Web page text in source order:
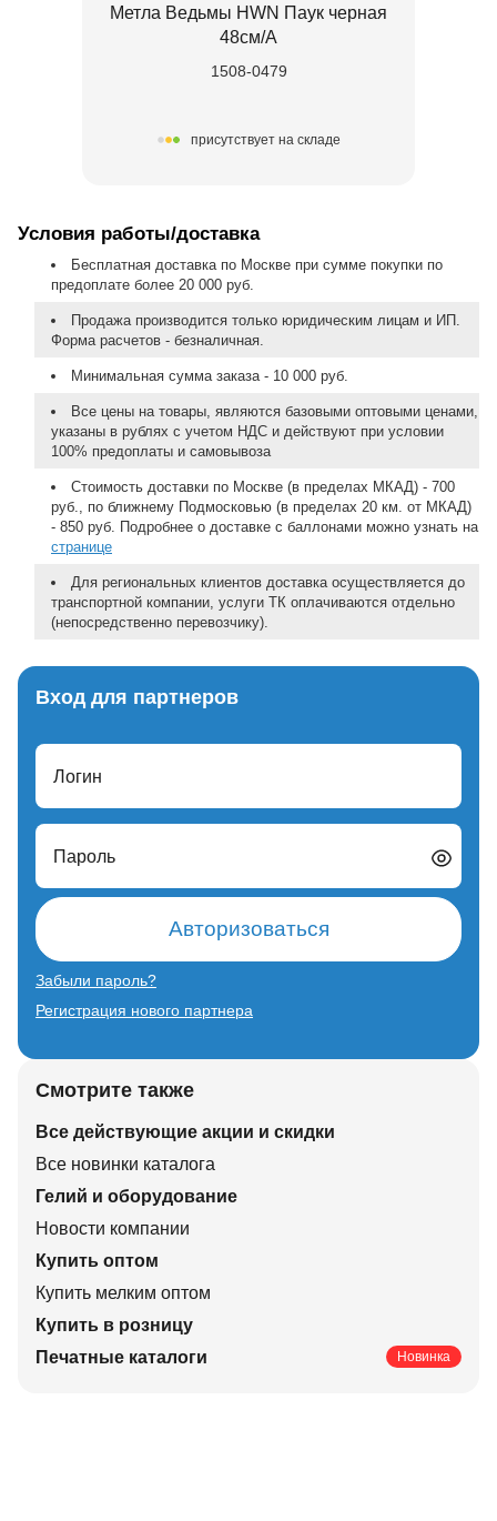
Метла Ведьмы HWN Паук черная
48см/А
1508-0479
присутствует на складе
Условия работы/доставка
Бесплатная доставка по Москве при сумме покупки по
предоплате более 20 000 руб.
Продажа производится только юридическим лицам и ИП.
Форма расчетов - безналичная.
Минимальная сумма заказа - 10 000 руб.
Все цены на товары, являются базовыми оптовыми ценами,
указаны в рублях с учетом НДС и действуют при условии
100% предоплаты и самовывоза
Стоимость доставки по Москве (в пределах МКАД) - 700
руб., по ближнему Подмосковью (в пределах 20 км. от МКАД)
- 850 руб. Подробнее о доставке с баллонами можно узнать на
странице
Для региональных клиентов доставка осуществляется до
транспортной компании, услуги ТК оплачиваются отдельно
(непосредственно перевозчику).
Вход для партнеров
Логин
Пароль
Авторизоваться
Забыли пароль?
Регистрация нового партнера
Смотрите также
Все действующие акции и скидки
Все новинки каталога
Гелий и оборудование
Новости компании
Купить оптом
Купить мелким оптом
Купить в розницу
Печатные каталоги
Новинка